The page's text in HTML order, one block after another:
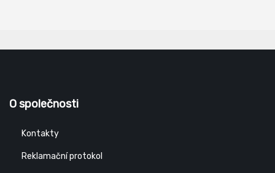
O společnosti
Kontakty
Reklamační protokol